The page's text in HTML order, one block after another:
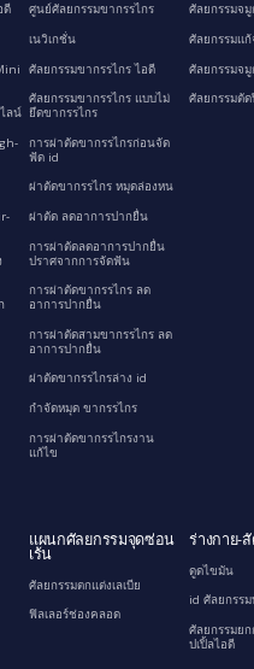
ดี
ลน์
ศูนย์ศัลยกรรมขากรรไกร
เนวิเกชั่น
ศัลยกรรมขากรรไกร ไอดี
ศัลยกรรมขากรรไกร แบบไม่
ยึดขากรรไกร
การผ่าตัดขากรรไกรก่อนจัด
ฟัด id
ผ่าตัดขากรรไกร หมุดล่องหน
ผ่าตัด ลดอาการปากยื่น
การผ่าตัดลดอาการปากยื่น
ปราศจากการจัดฟัน
การผ่าตัดขากรรไกร ลด
อาการปากยื่น
การผ่าตัดสามขากรรไกร ลด
อาการปากยื่น
ผ่าตัดขากรรไกรล่าง id
กำจัดหมุด ขากรรไกร
การผ่าตัดขากรรไกรงาน
แก้ไข
ศัลยกรรมจ
ศัลยกรรมแ
ศัลยกรรมจ
ศัลยกรรมตั
แผนกศัลยกรรมจุดซ่อน
เร้น
ศัลยกรรมตกแต่งเลเบีย
ฟิลเลอร์ช่องคลอด
ร่างกาย-
ดูดไขมัน
id ศัลยกรร
ศัลยกรรมย
ปเปิ้ลไอดี